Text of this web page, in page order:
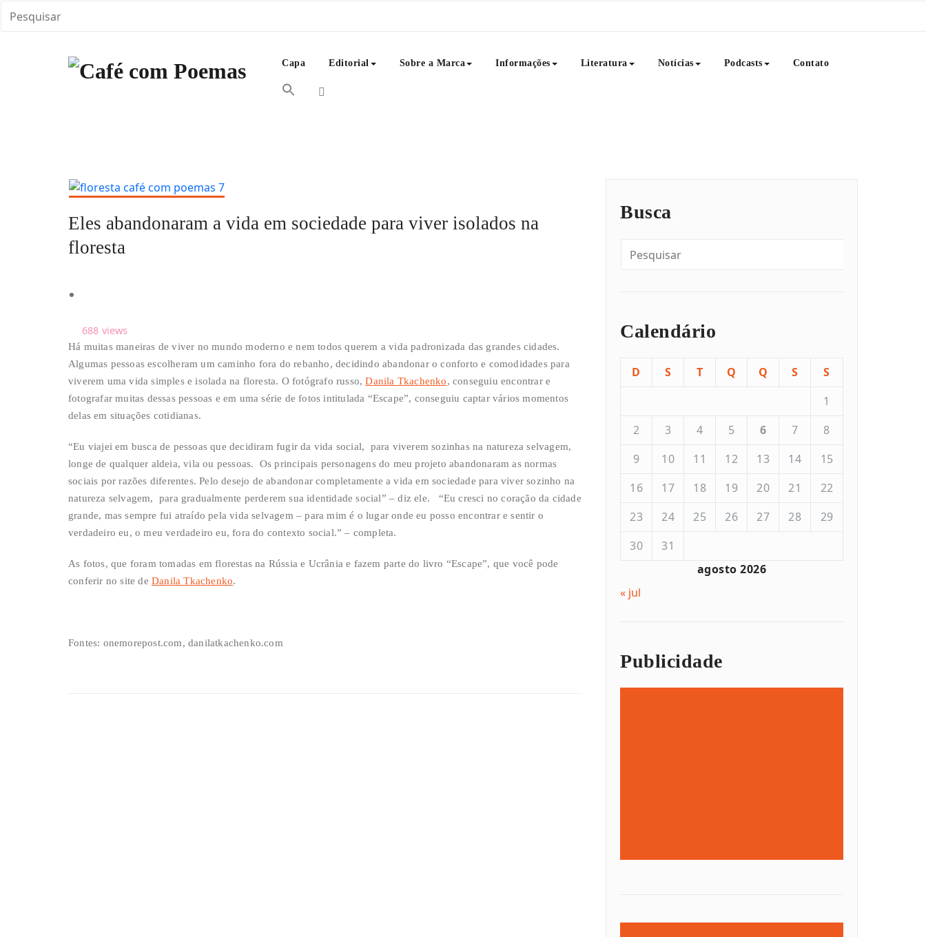
Capa Editorial Sobre a Marca Informações Literatura Notícias Podcasts Contato
Eles abandonaram a vida em sociedade para viver isolados na
floresta
688 views
Há muitas maneiras de viver no mundo moderno e nem todos querem a vida padronizada das grandes cidades.
Algumas pessoas escolheram um caminho fora do rebanho, decidindo abandonar o conforto e comodidades para
viverem uma vida simples e isolada na floresta. O fotógrafo russo,Danila Tkachenko, conseguiu encontrar e
fotografar muitas dessas pessoas e em uma série de fotos intitulada “Escape”, conseguiu captar vários momentos
delas em situações cotidianas.
“Eu viajei em busca de pessoas que decidiram fugir da vida social, para viverem sozinhas na natureza selvagem,
longe de qualquer aldeia, vila ou pessoas. Os principais personagens do meu projeto abandonaram as normas
sociais por razões diferentes. Pelo desejo de abandonar completamente a vida em sociedade para viver sozinho na
natureza selvagem, para gradualmente perderem sua identidade social” – diz ele. “Eu cresci no coração da cidade
grande, mas sempre fui atraído pela vida selvagem – para mim é o lugar onde eu posso encontrar e sentir o
verdadeiro eu, o meu verdadeiro eu, fora do contexto social.” – completa.
As fotos, que foram tomadas em florestas na Rússia e Ucrânia e fazem parte do livro “Escape”, que você pode
conferir no site de Danila Tkachenko.
Fontes: onemorepost.com, danilatkachenko.com
Busca
Calendário
agosto 2026
D S T Q Q S
S
1
2
3 4 5 6 7
8
9
10 11 12 13 14
15
16
17 18 19 20 21
22
23
24 25 26 27 28
29
30
31
« jul
Publicidade